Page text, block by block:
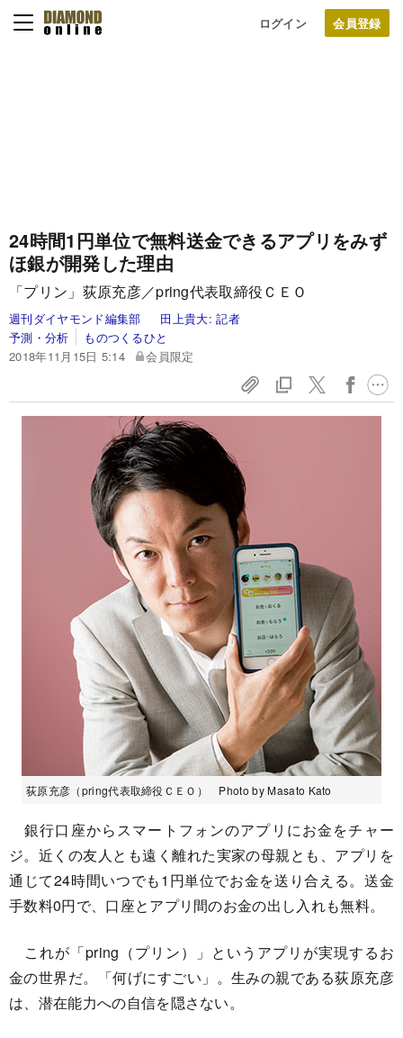
ログイン
24時間1円単位で無料送金できるアプリをみず
ほ銀が開発した理由
「プリン」荻原充彦／pring代表取締役ＣＥＯ
週刊ダイヤモンド編集部 田上貴大:記者
予測・分析
ものつくるひと
2018年11月15日 5:14
会員限定
荻原充彦（pring代表取締役ＣＥＯ） Photo by Masato Kato
銀行口座からスマートフォンのアプリにお金をチャー
ジ。近くの友人とも遠く離れた実家の母親とも、アプリを
通じて24時間いつでも1円単位でお金を送り合える。送金
手数料0円で、口座とアプリ間のお金の出し入れも無料。
これが「pring（プリン）」というアプリが実現するお
金の世界だ。「何げにすごい」。生みの親である荻原充彦
は、潜在能力への自信を隠さない。